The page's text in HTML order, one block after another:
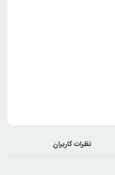
نظرات کاربران